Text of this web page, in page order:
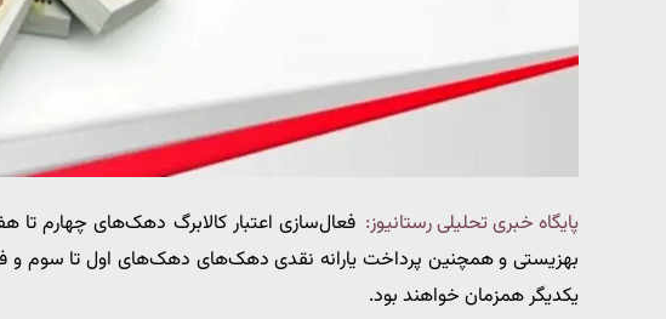
پایگاه خبری تحلیلی رستانیوز: فعال‌سازی اعتبار کالابرگ دهک‌های چهارم
بهزیستی و همچنین پرداخت یارانه نقدی دهک‌های دهک‌های اول تا سوم و
یکدیگر همزمان خواهند بود.